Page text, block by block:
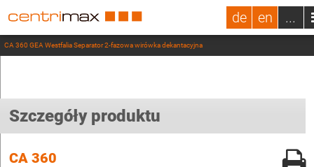
de en ...
CA 360 GEA Westfalia Separator 2-fazowa wirówka dekantacyjna
Szczegóły produktu
CA 360